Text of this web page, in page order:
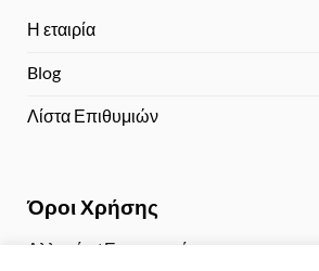
Η εταιρία
Blog
Λίστα Επιθυμιών
Όροι Χρήσης
Αλλαγές / Επιστροφές